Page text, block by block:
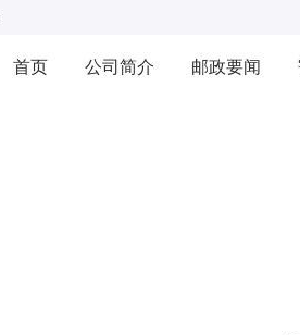
首页 公司简介 邮政要闻